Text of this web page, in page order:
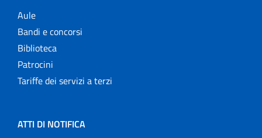
Aule
Bandi e concorsi
Biblioteca
Patrocini
Tariffe dei servizi a terzi
ATTI DI NOTIFICA